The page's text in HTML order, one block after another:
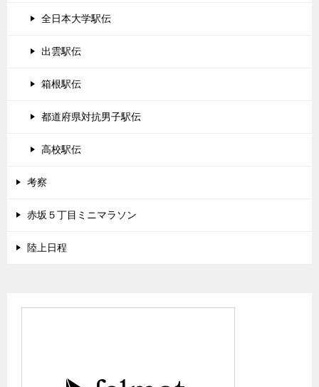
全日本大学駅伝
出雲駅伝
箱根駅伝
都道府県対抗男子駅伝
高校駅伝
考察
赤坂５丁目ミニマラソン
陸上日程